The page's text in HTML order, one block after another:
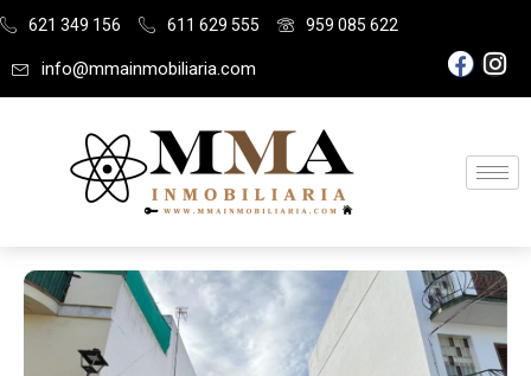
621 349 156 611 629 555 959 085 622
info@mmainmobiliaria.com